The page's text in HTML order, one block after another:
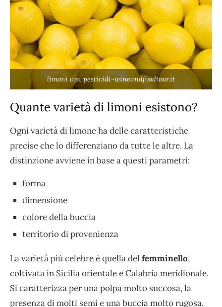
limoni con pesticidi-wineandfoodtour.it
Quante varietà di limoni esistono?
Ogni varietà di limone ha delle caratteristiche
precise che lo differenziano da tutte le altre. La
distinzione avviene in base a questi parametri:
forma
dimensione
colore della buccia
territorio di provenienza
La varietà più celebre è quella del femminello,
coltivata in Sicilia orientale e Calabria meridionale.
Si caratterizza per una polpa molto succosa, la
presenza di molti semi e una buccia molto rugosa.